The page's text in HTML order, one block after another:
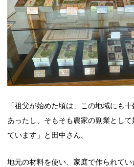
「祖父が始めた頃は、この地域にも
あったし、そもそも農家の副業とし
ています」と田中さん。
地元の材料を使い、家庭で作られて